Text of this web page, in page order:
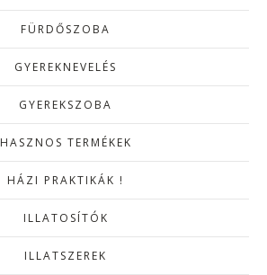
FÜRDŐSZOBA
GYEREKNEVELÉS
GYEREKSZOBA
HASZNOS TERMÉKEK
HÁZI PRAKTIKÁK !
ILLATOSÍTÓK
ILLATSZEREK